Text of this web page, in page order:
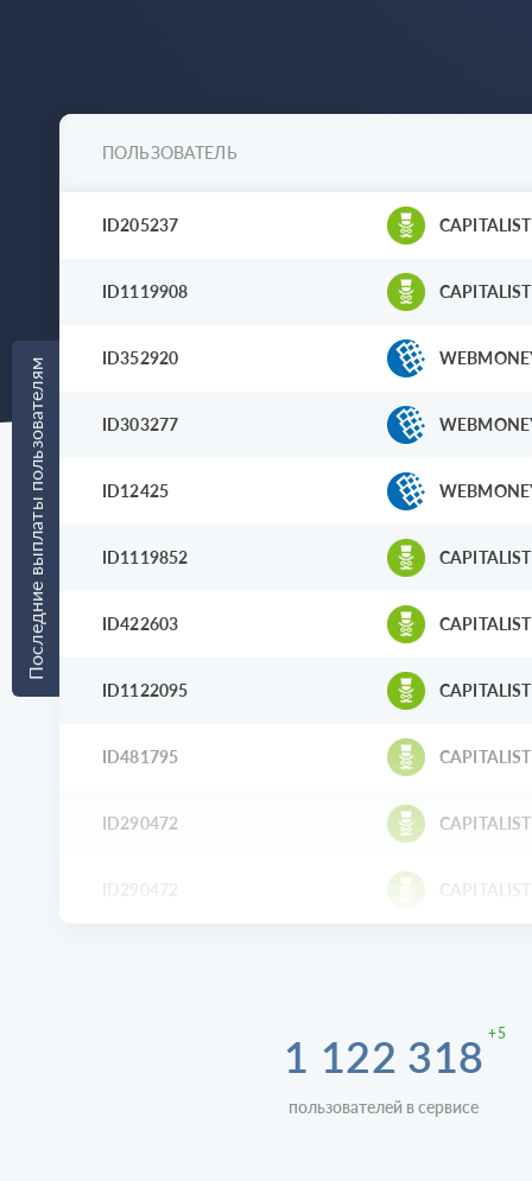
Последние выплаты пользователям
ПОЛЬЗОВАТЕЛЬ
ID205237 CAPITALIST
ID1119908 CAPITALIST
ID352920
ID303277
ID12425
ID1119852 CAPITALIST
ID422603 CAPITALIST
ID1122095 CAPITALIST
ID481795 CAPITALIST
ID290472 CAPITALIST
1 122 318 +5
пользователей в сервисе